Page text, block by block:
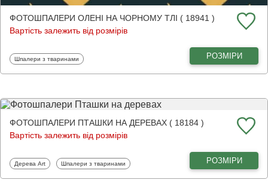
ФОТОШПАЛЕРИ ОЛЕНІ НА ЧОРНОМУ ТЛІ ( 18941 )
Вартість залежить від розмірів
Фотошпалери
Шпалери з тваринами РОЗМІРИ
ФОТОШПАЛЕРИ ПТАШКИ НА ДЕРЕВАХ ( 18184 )
Вартість залежить від розмірів
Фотошпалери
Дерева Art Фотошпалери
Шпалери з тваринами РОЗМІРИ